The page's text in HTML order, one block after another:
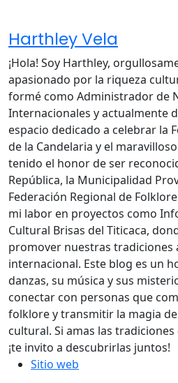
Harthley Vela
¡Hola! Soy Harthley,
apasionado por la riqueza
formé como Administrador de
Internacionales y actualmente
espacio dedicado a celebrar la
de la Candelaria y el
tenido el honor de ser
República, la Municipalidad
Federación Regional de
mi labor en proyectos como
Cultural Brisas del Titicaca,
promover nuestras tradiciones
internacional. Este blog es un
danzas, su música y sus
conectar con personas que
folklore y transmitir la magia
cultural. Si amas las
¡te invito a descubrirlas juntos!
Sitio web